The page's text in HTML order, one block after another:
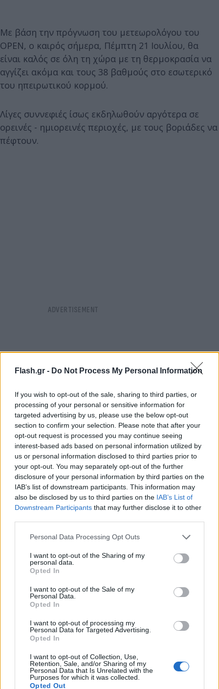
Flash.gr - Do Not Process My Personal Information
If you wish to opt-out of the sale, sharing to third parties, or
processing of your personal or sensitive information for
targeted advertising by us, please use the below opt-out
section to confirm your selection. Please note that after your
opt-out request is processed you may continue seeing
interest-based ads based on personal information utilized by
us or personal information disclosed to third parties prior to
your opt-out. You may separately opt-out of the further
disclosure of your personal information by third parties on the
IAB’s list of downstream participants. This information may
also be disclosed by us to third parties on the IAB’s List of
Downstream Participants that may further disclose it to other
Please note that this website/app uses one or more Google
not limited to your visit or usage behaviour. You may click to
grant or deny consent to Google and its third-party tags to
use your data for below specified purposes in below Google
consent section.
Personal Data Processing Opt Outs
I want to opt-out of the Sharing of my
personal data.
Opted In
I want to opt-out of the Sale of my
Personal Data.
Opted In
I want to opt-out of processing my
Personal Data for Targeted Advertising.
Opted In
I want to opt-out of Collection, Use,
Retention, Sale, and/or Sharing of my
Personal Data that Is Unrelated with the
Purposes for which it was collected.
Opted Out
Με βάση την πρόγνωση του μετεωρολόγου του
OPEN, ο καιρός σήμερα, Πέμπτη 21 Ιουλίου, θα
είναι καλός σε όλη τη χώρα με τη θερμοκρασία να
αγγίζει ακόμα και τους 38 βαθμούς στο εσωτερικό
του ηπειρωτικού κορμού.
Λίγες συννεφιές ίσως εκδηλωθούν αργότερα σε
ορεινές - ημιορεινές περιοχές, με τους βοριάδες να
πέφτουν.
Οι άνεμοι στο μεγαλύτερο τμήμα του Αιγαίου δεν
θα μας προβληματίσουν, μόνο νότια των
Κυκλάδων, όπου το μελτέμι επιμένει.
Ο καιρός στην Αττική
Ηλιοφάνεια θα επικρατήσει σήμερα στην Αττική, με
κάποιες τοπικές συννεφιές αργά το απόγευμα σε
ορεινούς όγκους. Η ένταση των ανέμων μειώνεται
στα 4 με 5 μποφόρ και ο υδράργυρος ανεβαίνει,
δείχνοντας ακόμα και τους 34 βαθμούς.
Ηλιοφάνεια και στην συμπρωτεύουσα, με μερικές